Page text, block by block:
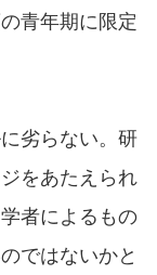
青年期に限定
劣らない。研
をあたえられ
者によるもの
ではないかと